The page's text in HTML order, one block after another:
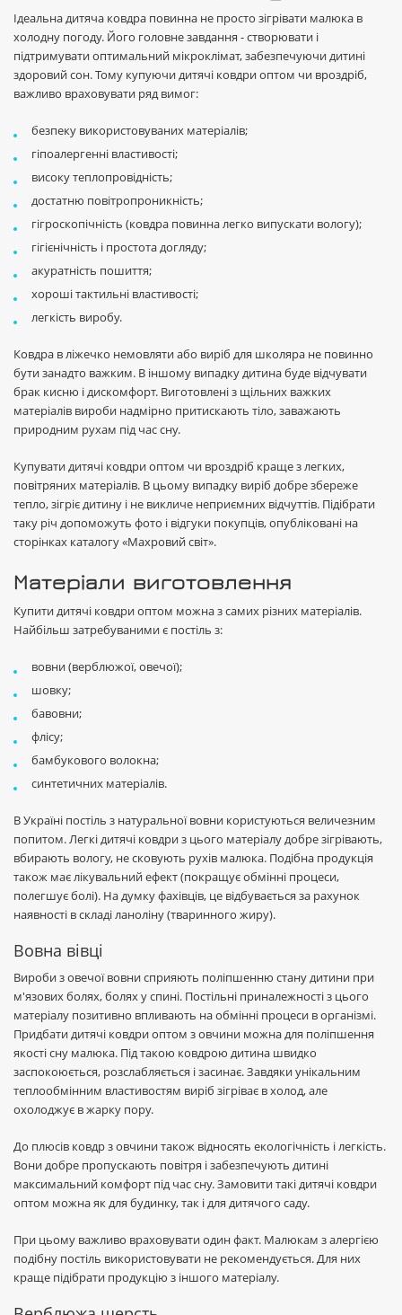
Ідеальна дитяча ковдра повинна не просто зігрівати малюка в
холодну погоду. Його головне завдання - створювати і
підтримувати оптимальний мікроклімат, забезпечуючи дитині
здоровий сон. Тому купуючи дитячі ковдри оптом чи вроздріб,
важливо враховувати ряд вимог:
безпеку використовуваних матеріалів;
гіпоалергенні властивості;
високу теплопровідність;
достатню повітропроникність;
гігроскопічність (ковдра повинна легко випускати вологу);
гігієнічність і простота догляду;
акуратність пошиття;
хороші тактильні властивості;
легкість виробу.
Ковдра в ліжечко немовляти або виріб для школяра не повинно
бути занадто важким. В іншому випадку дитина буде відчувати
брак кисню і дискомфорт. Виготовлені з щільних важких
матеріалів вироби надмірно притискають тіло, заважають
природним рухам під час сну.
Купувати дитячі ковдри оптом чи вроздріб краще з легких,
повітряних матеріалів. В цьому випадку виріб добре збереже
тепло, зігріє дитину і не викличе неприємних відчуттів. Підібрати
таку річ допоможуть фото і відгуки покупців, опубліковані на
сторінках каталогу «Махровий світ».
Матеріали виготовлення
Купити дитячі ковдри оптом можна з самих різних матеріалів.
Найбільш затребуваними є постіль з:
вовни (верблюжої, овечої);
шовку;
бавовни;
флісу;
бамбукового волокна;
синтетичних матеріалів.
В Україні постіль з натуральної вовни користуються величезним
попитом. Легкі дитячі ковдри з цього матеріалу добре зігрівають,
вбирають вологу, не сковують рухів малюка. Подібна продукція
також має лікувальний ефект (покращує обмінні процеси,
полегшує болі). На думку фахівців, це відбувається за рахунок
наявності в складі ланоліну (тваринного жиру).
Вовна вівці
Вироби з овечої вовни сприяють поліпшенню стану дитини при
м'язових болях, болях у спині. Постільні приналежності з цього
матеріалу позитивно впливають на обмінні процеси в організмі.
Придбати дитячі ковдри оптом з овчини можна для поліпшення
якості сну малюка. Під такою ковдрою дитина швидко
заспокоюється, розслабляється і засинає. Завдяки унікальним
теплообмінним властивостям виріб зігріває в холод, але
охолоджує в жарку пору.
До плюсів ковдр з овчини також відносять екологічність і легкість.
Вони добре пропускають повітря і забезпечують дитині
максимальний комфорт під час сну. Замовити такі дитячі ковдри
оптом можна як для будинку, так і для дитячого саду.
При цьому важливо враховувати один факт. Малюкам з алергією
подібну постіль використовувати не рекомендується. Для них
краще підібрати продукцію з іншого матеріалу.